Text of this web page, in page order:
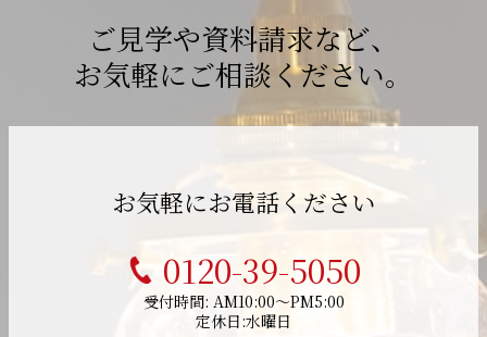
ご見学や資料請求など、
お気軽にご相談ください。
お気軽にお電話ください
0120-39-5050
受付時間: AM10:00～PM5:00
定休日:水曜日